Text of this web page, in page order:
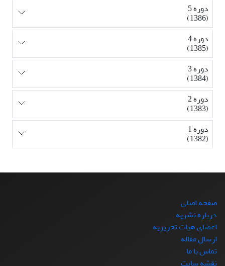
دوره 5
(1386)
دوره 4
(1385)
دوره 3
(1384)
دوره 2
(1383)
دوره 1
(1382)
صفحه اصلی
درباره نشریه
اعضای هیات تحریریه
ارسال مقاله
تماس با ما
نقشه سایت